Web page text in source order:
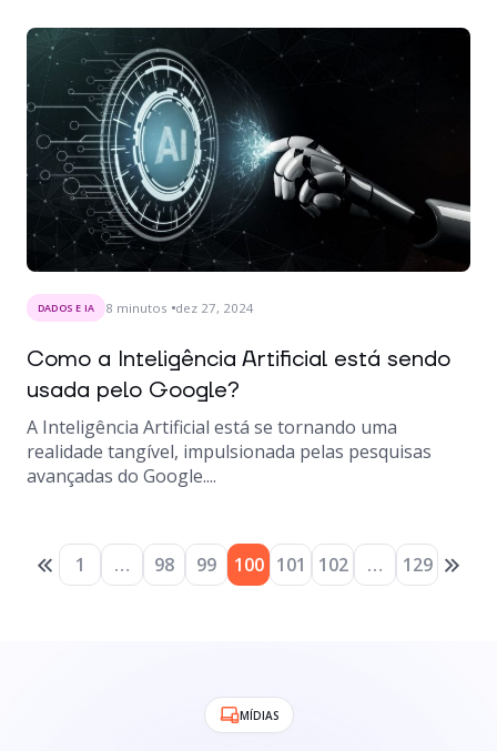
DADOS E IA 8 minutos dez 27, 2024
Como a Inteligência Artificial está sendo
usada pelo Google?
A Inteligência Artificial está se tornando uma
realidade tangível, impulsionada pelas pesquisas
avançadas do Google....
1 … 98 99 100 101 102 … 129
MÍDIAS